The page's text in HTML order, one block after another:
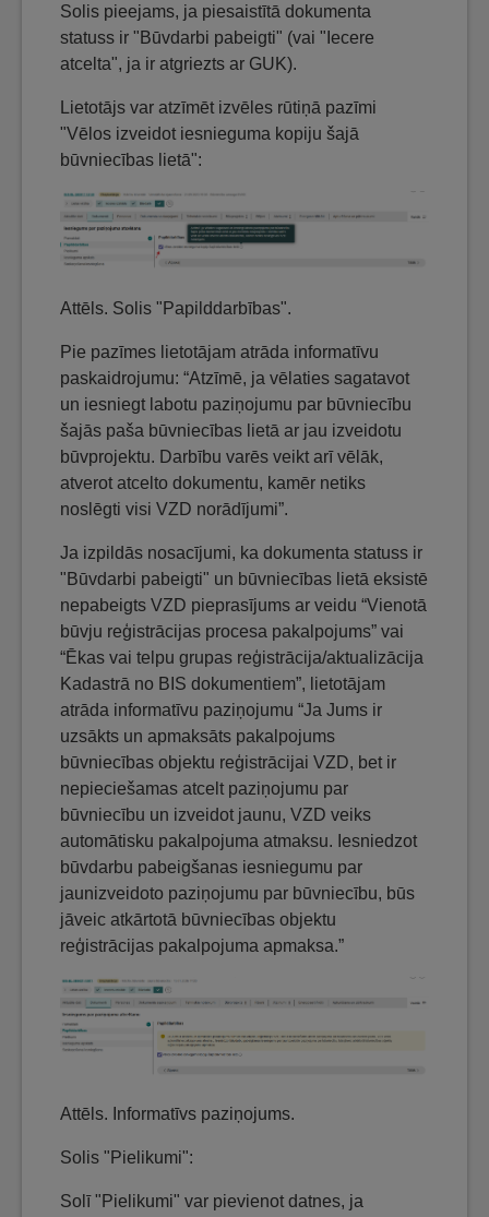
Solis pieejams, ja piesaistītā dokumenta
statuss ir "Būvdarbi pabeigti" (vai "Iecere
atcelta", ja ir atgriezts ar GUK).
Lietotājs var atzīmēt izvēles rūtiņā pazīmi
"Vēlos izveidot iesnieguma kopiju šajā
būvniecības lietā":
Attēls. Solis "Papilddarbības".
Pie pazīmes lietotājam atrāda informatīvu
paskaidrojumu: “Atzīmē, ja vēlaties sagatavot
un iesniegt labotu paziņojumu par būvniecību
šajās paša būvniecības lietā ar jau izveidotu
būvprojektu. Darbību varēs veikt arī vēlāk,
atverot atcelto dokumentu, kamēr netiks
noslēgti visi VZD norādījumi”.
Ja izpildās nosacījumi, ka dokumenta statuss ir
"Būvdarbi pabeigti" un būvniecības lietā eksistē
nepabeigts VZD pieprasījums ar veidu “Vienotā
būvju reģistrācijas procesa pakalpojums” vai
“Ēkas vai telpu grupas reģistrācija/aktualizācija
Kadastrā no BIS dokumentiem”, lietotājam
atrāda informatīvu paziņojumu “Ja Jums ir
uzsākts un apmaksāts pakalpojums
būvniecības objektu reģistrācijai VZD, bet ir
nepieciešamas atcelt paziņojumu par
būvniecību un izveidot jaunu, VZD veiks
automātisku pakalpojuma atmaksu. Iesniedzot
būvdarbu pabeigšanas iesniegumu par
jaunizveidoto paziņojumu par būvniecību, būs
jāveic atkārtotā būvniecības objektu
reģistrācijas pakalpojuma apmaksa.”
Attēls. Informatīvs paziņojums.
Solis "Pielikumi":
Solī "Pielikumi" var pievienot datnes, ja